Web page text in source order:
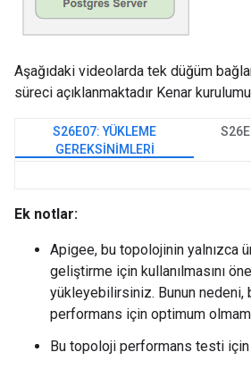
Aşağıdaki videolarda tek düğüm
süreci açıklanmaktadır Kenar
S26E07: YÜKLEME
GEREKSINIMLERI
Ek notlar:
Apigee, bu topolojinin yalnızca
geliştirme için kullanılmasını
yükleyebilirsiniz. Bunun nedeni,
performans için optimum
Bu topoloji performans testi için